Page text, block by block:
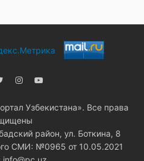
Узбекистана». Все права
район, ул. Боткина, 8
СМИ: №0965 от 10.05.2021